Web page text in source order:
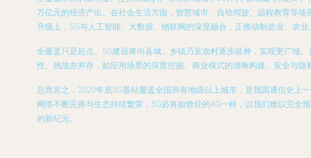
万亿元的经济产出。在社会生活方面，智慧城市、自动驾驶、远程教育等
升级上，5G与人工智能、大数据、物联网的深度融合，正推动制造业、农
全覆盖只是起点。5G建设将向县城、乡镇乃至农村逐步延伸，实现更广域
性。挑战亦并存，如应用场景的深度挖掘、商业模式的清晰构建、安全与隐
总而言之，2020年底5G基站覆盖全国所有地级以上城市，是我国通信史上
网络不断完善与生态持续繁荣，5G必将如曾经的4G一样，以我们难以完
的新纪元。